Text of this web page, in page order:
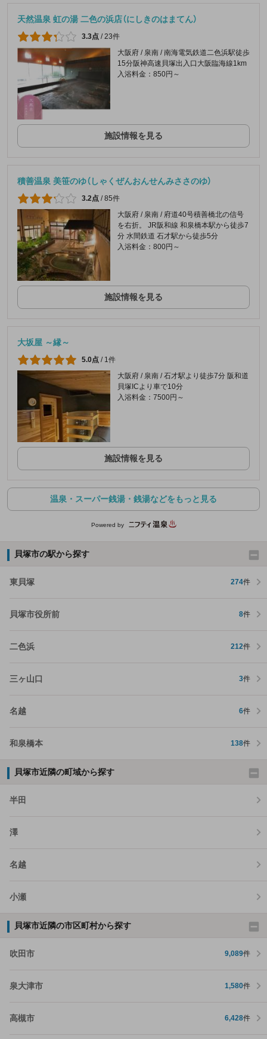
天然温泉 虹の湯 二色の浜店（にしきのはまてん）
3.3点 /23件
大阪府 / 泉南 / 南海電気鉄道二色浜駅徒歩
15分阪神高速貝塚出入口大阪臨海線1km
入浴料金：850円～
施設情報を見る
積善温泉 美笹のゆ（しゃくぜんおんせんみささのゆ）
3.2点 /85件
大阪府 / 泉南 / 府道40号積善橋北の信号
を右折。 JR阪和線 和泉橋本駅から徒歩7
分 水間鉄道 石才駅から徒歩5分
入浴料金：800円～
施設情報を見る
大坂屋 ～縁～
5.0点 / 1件
大阪府 / 泉南 / 石才駅より徒歩7分 阪和道
貝塚ICより車で10分
入浴料金：7500円～
施設情報を見る
温泉・スーパー銭湯・銭湯などをもっと見る
Powered by
貝塚市の駅から探す
東貝塚 274件
貝塚市役所前 8件
二色浜 212件
三ヶ山口 3件
名越 6件
和泉橋本 138件
貝塚市近隣の町域から探す
半田
澤
名越
小瀬
貝塚市近隣の市区町村から探す
吹田市 9,089件
泉大津市 1,580件
高槻市 6,428件